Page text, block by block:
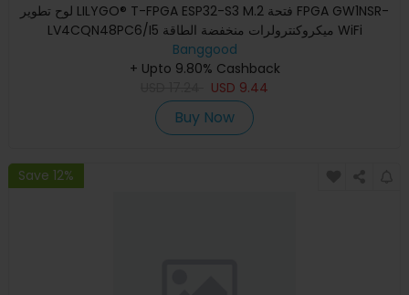
لوح تطوير LILYGO® T-FPGA ESP32-S3 M.2 فتحة FPGA GW1NSR-
LV4CQN48PC6/I5 ميكروكنترولرات منخفضة الطاقة WiFi
Bluetooth5 وحدةBanggood
+ Upto 9.80% Cashback
USD 9.44
Buy Now
Save 12%